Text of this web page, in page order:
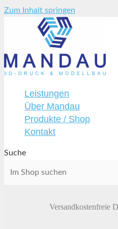
Zum Inhalt springen
Leistungen
Über Mandau
Produkte / Shop
Kontakt
Suche
Versandkostenfreie